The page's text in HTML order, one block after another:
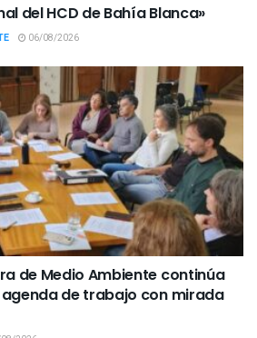
del HCD de Bahía Blanca»
06/08/2026
de Medio Ambiente continúa
de trabajo con mirada